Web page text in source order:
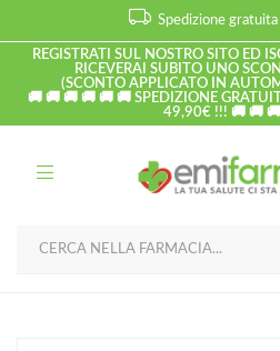
Spedizione
REGISTRATI SUL NOSTRO SITO ED
RICEVERAI SUBITO UNO
(SCONTO APPLICATO IN
🚚 🚚 🚚 🚚 🚚 🚚 SPEDIZIONE
49,90€ !!! 🚚 🚚